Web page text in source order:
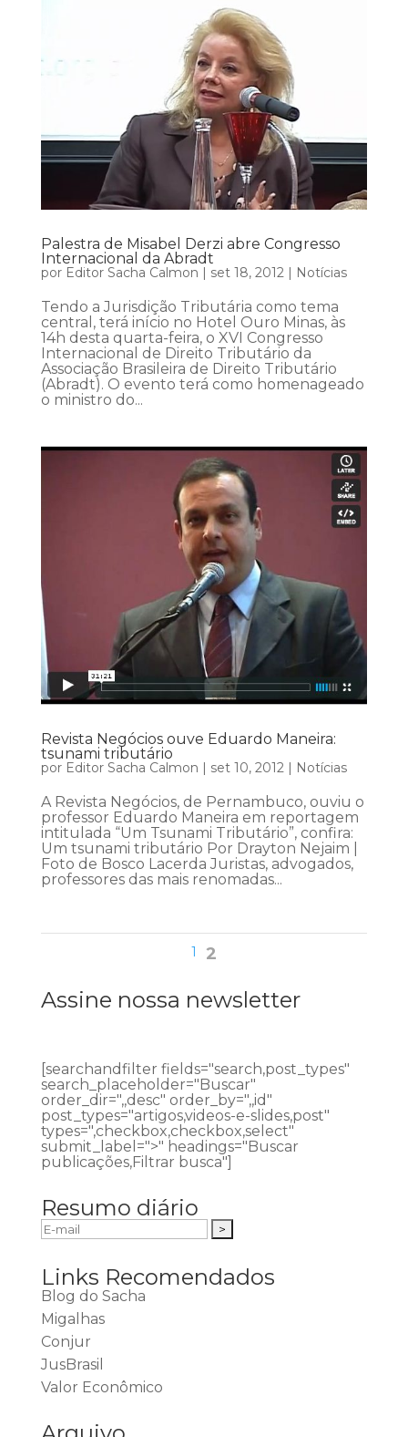
Palestra de Misabel Derzi abre Congresso
Internacional da Abradt
por Editor Sacha Calmon | set 18, 2012| Notícias
Tendo a Jurisdição Tributária como tema
central, terá início no Hotel Ouro Minas, às
14h desta quarta-feira, o XVI Congresso
Internacional de Direito Tributário da
Associação Brasileira de Direito Tributário
(Abradt). O evento terá como homenageado
o ministro do...
Revista Negócios ouve Eduardo Maneira:
tsunami tributário
por Editor Sacha Calmon | set 10, 2012| Notícias
A Revista Negócios, de Pernambuco, ouviu o
professor Eduardo Maneira em reportagem
intitulada “Um Tsunami Tributário”, confira:
Um tsunami tributário Por Drayton Nejaim |
Foto de Bosco Lacerda Juristas, advogados,
professores das mais renomadas...
1 2
Assine nossa newsletter
[searchandfilter fields="search,post_types"
search_placeholder="Buscar"
order_dir=",,desc" order_by=",,id"
post_types="artigos,videos-e-slides,post"
types=",checkbox,checkbox,select"
submit_label=">" headings="Buscar
publicações,Filtrar busca"]
Resumo diário
Links Recomendados
Blog do Sacha
Migalhas
Conjur
JusBrasil
Valor Econômico